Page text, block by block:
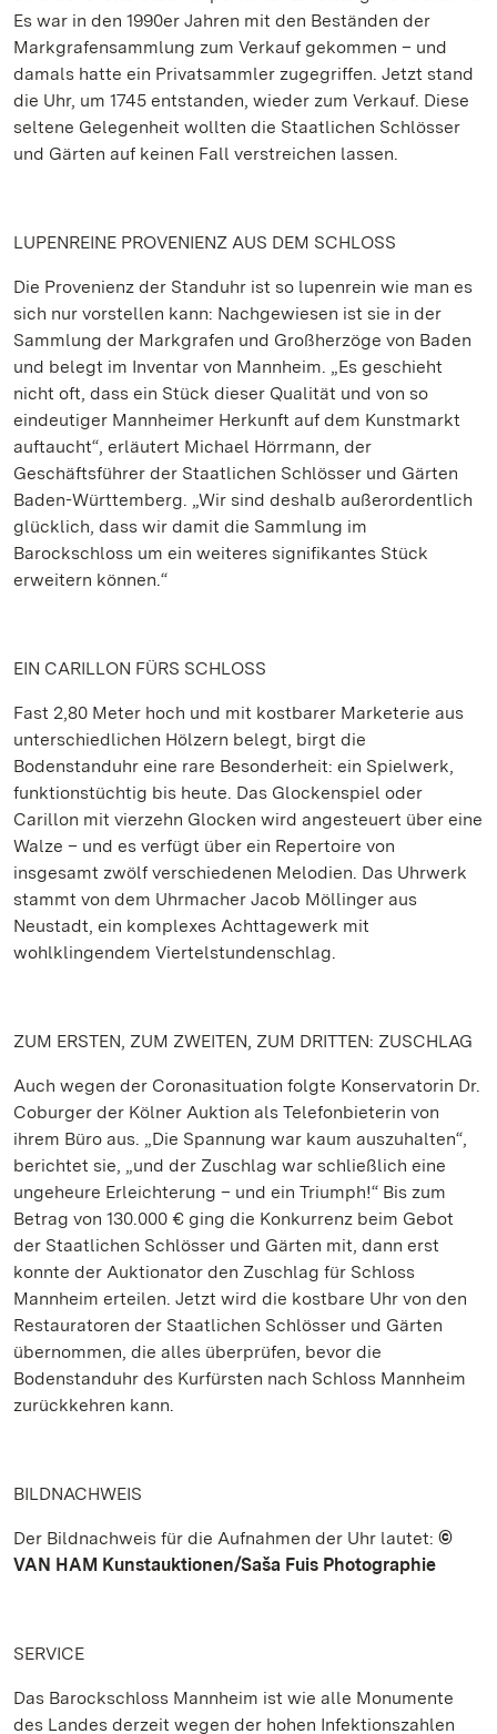
Es war in den 1990er Jahren mit den Beständen der
Markgrafensammlung zum Verkauf gekommen – und
damals hatte ein Privatsammler zugegriffen. Jetzt stand
die Uhr, um 1745 entstanden, wieder zum Verkauf. Diese
seltene Gelegenheit wollten die Staatlichen Schlösser
und Gärten auf keinen Fall verstreichen lassen.
LUPENREINE PROVENIENZ AUS DEM SCHLOSS
Die Provenienz der Standuhr ist so lupenrein wie man es
sich nur vorstellen kann: Nachgewiesen ist sie in der
Sammlung der Markgrafen und Großherzöge von Baden
und belegt im Inventar von Mannheim. „Es geschieht
nicht oft, dass ein Stück dieser Qualität und von so
eindeutiger Mannheimer Herkunft auf dem Kunstmarkt
auftaucht“, erläutert Michael Hörrmann, der
Geschäftsführer der Staatlichen Schlösser und Gärten
Baden-Württemberg. „Wir sind deshalb außerordentlich
glücklich, dass wir damit die Sammlung im
Barockschloss um ein weiteres signifikantes Stück
erweitern können.“
EIN CARILLON FÜRS SCHLOSS
Fast 2,80 Meter hoch und mit kostbarer Marketerie aus
unterschiedlichen Hölzern belegt, birgt die
Bodenstanduhr eine rare Besonderheit: ein Spielwerk,
funktionstüchtig bis heute. Das Glockenspiel oder
Carillon mit vierzehn Glocken wird angesteuert über eine
Walze – und es verfügt über ein Repertoire von
insgesamt zwölf verschiedenen Melodien. Das Uhrwerk
stammt von dem Uhrmacher Jacob Möllinger aus
Neustadt, ein komplexes Achttagewerk mit
wohlklingendem Viertelstundenschlag.
ZUM ERSTEN, ZUM ZWEITEN, ZUM DRITTEN: ZUSCHLAG
Auch wegen der Coronasituation folgte Konservatorin Dr.
Coburger der Kölner Auktion als Telefonbieterin von
ihrem Büro aus. „Die Spannung war kaum auszuhalten“,
berichtet sie, „und der Zuschlag war schließlich eine
ungeheure Erleichterung – und ein Triumph!“ Bis zum
Betrag von 130.000 € ging die Konkurrenz beim Gebot
der Staatlichen Schlösser und Gärten mit, dann erst
konnte der Auktionator den Zuschlag für Schloss
Mannheim erteilen. Jetzt wird die kostbare Uhr von den
Restauratoren der Staatlichen Schlösser und Gärten
übernommen, die alles überprüfen, bevor die
Bodenstanduhr des Kurfürsten nach Schloss Mannheim
zurückkehren kann.
BILDNACHWEIS
Der Bildnachweis für die Aufnahmen der Uhr lautet: ©
VAN HAM Kunstauktionen/Saša Fuis Photographie
SERVICE
Das Barockschloss Mannheim ist wie alle Monumente
des Landes derzeit wegen der hohen Infektionszahlen